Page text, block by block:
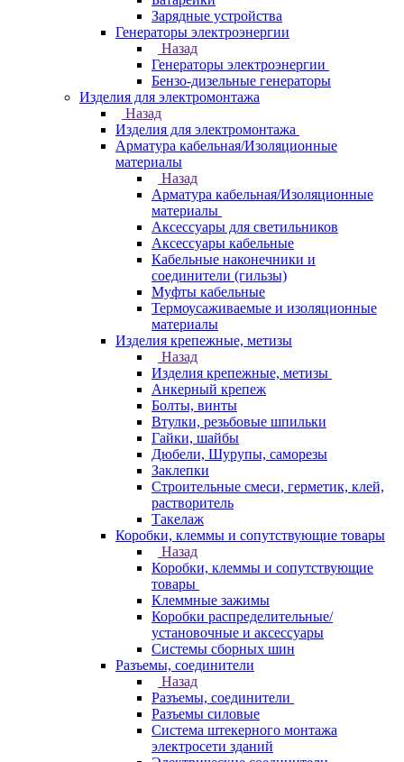
Зарядные устройства
Генераторы электроэнергии
Назад
Генераторы электроэнергии
Бензо-дизельные генераторы
Изделия для электромонтажа
Назад
Изделия для электромонтажа
Арматура кабельная/Изоляционные
материалы
Назад
Арматура кабельная/Изоляционные
материалы
Аксессуары для светильников
Аксессуары кабельные
Кабельные наконечники и
соединители (гильзы)
Муфты кабельные
Термоусаживаемые и изоляционные
материалы
Изделия крепежные, метизы
Назад
Изделия крепежные, метизы
Анкерный крепеж
Болты, винты
Втулки, резьбовые шпильки
Гайки, шайбы
Дюбели, Шурупы, саморезы
Заклепки
Строительные смеси, герметик, клей,
растворитель
Такелаж
Коробки, клеммы и сопутствующие товары
Назад
Коробки, клеммы и сопутствующие
товары
Клеммные зажимы
Коробки распределительные/
установочные и аксессуары
Системы сборных шин
Разъемы, соединители
Назад
Разъемы, соединители
Разъемы силовые
Система штекерного монтажа
электросети зданий